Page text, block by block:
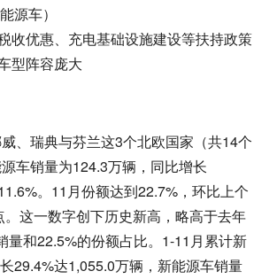
源车）
惠、充电基础设施建设等扶持政策
阵容庞大
瑞典与芬兰这3个北欧国家（共14个
车销量为124.3万辆，同比增长
。11月份额达到22.7%，环比上个
。这一数字创下历史新高，略高于去年
量和22.5%的份额占比。1-11月累计新
29.4%达1,055.0万辆，新能源车销量